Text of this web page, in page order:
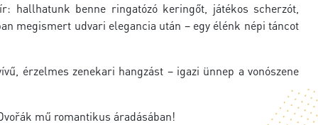
hallhatunk benne ringatózó keringőt, játékos scherzót,
megismert udvari elegancia után – egy élénk népi táncot
érzelmes zenekari hangzást – igazi ünnep a vonószene
mű romantikus áradásában!